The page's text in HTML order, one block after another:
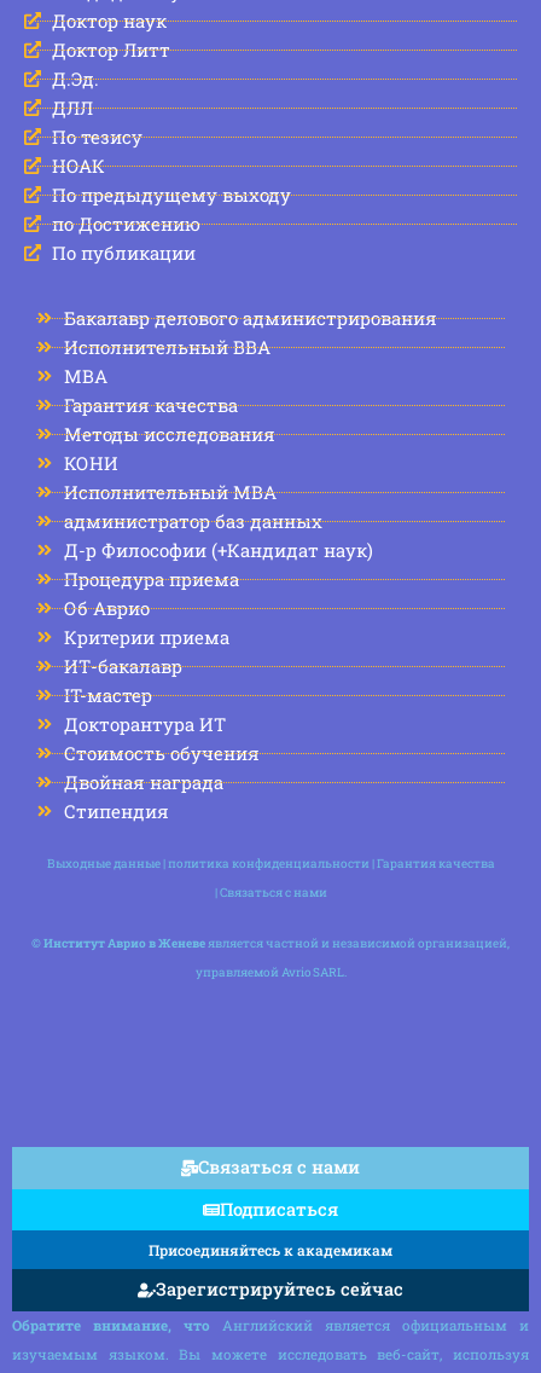
Доктор наук
Доктор Литт
Д.Эд.
ДЛЛ
По тезису
НОАК
По предыдущему выходу
по Достижению
По публикации
Бакалавр делового администрирования
Исполнительный BBA
МВА
Гарантия качества
Методы исследования
КОНИ
Исполнительный MBA
администратор баз данных
Д-р Философии (+Кандидат наук)
Процедура приема
Об Аврио
Критерии приема
ИТ-бакалавр
IT-мастер
Докторантура ИТ
Стоимость обучения
Двойная награда
Стипендия
Выходные данные|политика конфиденциальности |Гарантия качества
|Связаться с нами
©Институт Аврио в Женевеявляется частной и независимой организацией,
управляемой Avrio SARL.
Связаться с нами
Подписаться
Присоединяйтесь к академикам
Зарегистрируйтесь сейчас
Обратите внимание, что Английский является официальным и
изучаемым языком. Вы можете исследовать веб-сайт, используя